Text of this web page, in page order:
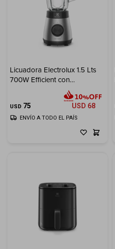
Licuadora Electrolux 1.5 Lts
700W Efficient con
Tecnologia TruFlow™
USD 75 USD 68
ENVÍO A TODO EL PAÍS